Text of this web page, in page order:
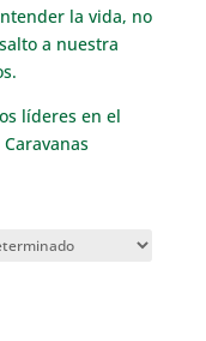
la vida, no
a nuestra
líderes en el